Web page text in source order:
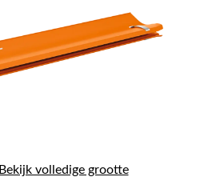
Bekijk volledige grootte